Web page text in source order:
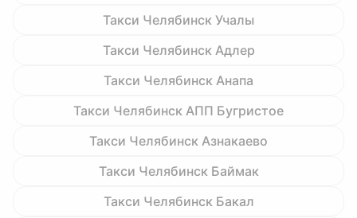
Такси Челябинск Учалы
Такси Челябинск Адлер
Такси Челябинск Анапа
Такси Челябинск АПП Бугристое
Такси Челябинск Азнакаево
Такси Челябинск Баймак
Такси Челябинск Бакал